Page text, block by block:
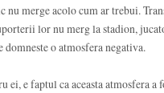
nu merge acolo cum ar trebui.
lor nu merg la stadion,
domneste o atmosfera negativa.
ei, e faptul ca aceasta atmosfera